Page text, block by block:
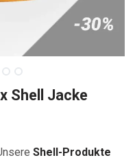
Shell Jacke
Shell-Produkte